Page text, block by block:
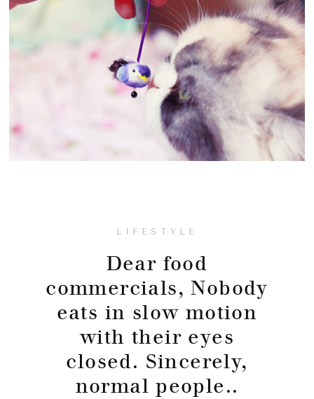
LIFESTYLE
Dear food
commercials, Nobody
eats in slow motion
with their eyes
closed. Sincerely,
normal people..